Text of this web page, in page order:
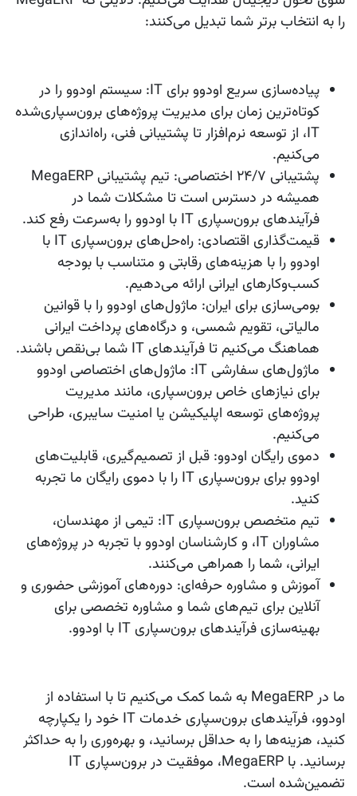
را به انتخاب برتر شما تبدیل می‌کنند:
پیاده‌سازی سریع اودوو برای IT: سیستم اودوو را در
کوتاه‌ترین زمان برای مدیریت پروژه‌های برون‌سپاری‌شده
IT، از توسعه نرم‌افزار تا پشتیبانی فنی، راه‌اندازی
می‌کنیم.
پشتیبانی 24/7 اختصاصی: تیم پشتیبانی MegaERP
همیشه در دسترس است تا مشکلات شما در
فرآیندهای برون‌سپاری IT با اودوو را به‌سرعت رفع کند.
قیمت‌گذاری اقتصادی: راه‌حل‌های برون‌سپاری IT با
اودوو را با هزینه‌های رقابتی و متناسب با بودجه
کسب‌وکارهای ایرانی ارائه می‌دهیم.
بومی‌سازی برای ایران: ماژول‌های اودوو را با قوانین
مالیاتی، تقویم شمسی، و درگاه‌های پرداخت ایرانی
هماهنگ می‌کنیم تا فرآیندهای IT شما بی‌نقص باشند.
ماژول‌های سفارشی IT: ماژول‌های اختصاصی اودوو
برای نیازهای خاص برون‌سپاری، مانند مدیریت
پروژه‌های توسعه اپلیکیشن یا امنیت سایبری، طراحی
می‌کنیم.
دموی رایگان اودوو: قبل از تصمیم‌گیری، قابلیت‌های
اودوو برای برون‌سپاری IT را با دموی رایگان ما تجربه
کنید.
تیم متخصص برون‌سپاری IT: تیمی از مهندسان،
مشاوران IT، و کارشناسان اودوو با تجربه در پروژه‌های
ایرانی، شما را همراهی می‌کنند.
آموزش و مشاوره حرفه‌ای: دوره‌های آموزشی حضوری و
آنلاین برای تیم‌های شما و مشاوره تخصصی برای
بهینه‌سازی فرآیندهای برون‌سپاری IT با اودوو.
ما در MegaERP به شما کمک می‌کنیم تا با استفاده از
اودوو، فرآیندهای برون‌سپاری خدمات IT خود را یکپارچه
کنید، هزینه‌ها را به حداقل برسانید، و بهره‌وری را به حداکثر
برسانید. با MegaERP، موفقیت در برون‌سپاری IT
تضمین‌شده است.